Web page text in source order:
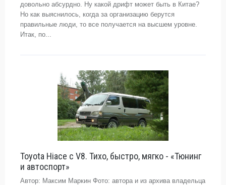
довольно абсурдно. Ну какой дрифт может быть в Китае?
Но как выяснилось, когда за организацию берутся
правильные люди, то все получается на высшем уровне.
Итак, по...
Toyota Hiace с V8. Тихо, быстро, мягко - «Тюнинг
и автоспорт»
Автор: Максим Маркин Фото: автора и из архива владельца